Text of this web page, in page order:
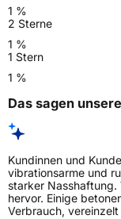
1 %
2 Sterne
1 %
1 Stern
1 %
Das sagen
Kundinnen und
vibrationsarme und
starker Nasshaftung.
hervor. Einige
Verbrauch,